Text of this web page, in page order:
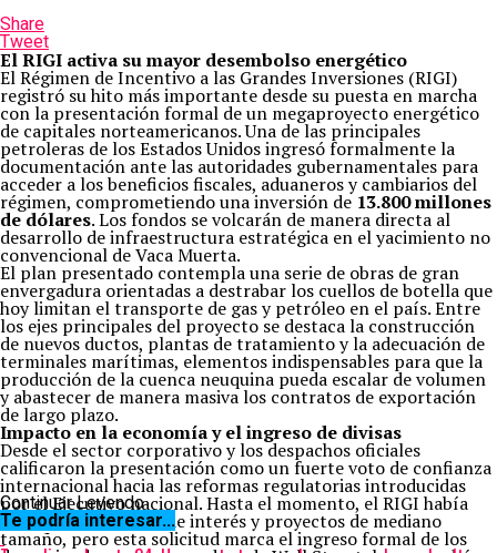
Share
Tweet
El RIGI activa su mayor desembolso energético
El Régimen de Incentivo a las Grandes Inversiones (RIGI)
registró su hito más importante desde su puesta en marcha
con la presentación formal de un megaproyecto energético
de capitales norteamericanos. Una de las principales
petroleras de los Estados Unidos ingresó formalmente la
documentación ante las autoridades gubernamentales para
acceder a los beneficios fiscales, aduaneros y cambiarios del
régimen, comprometiendo una inversión de 13.800 millones
de dólares. Los fondos se volcarán de manera directa al
desarrollo de infraestructura estratégica en el yacimiento no
convencional de Vaca Muerta.
El plan presentado contempla una serie de obras de gran
envergadura orientadas a destrabar los cuellos de botella que
hoy limitan el transporte de gas y petróleo en el país. Entre
los ejes principales del proyecto se destaca la construcción
de nuevos ductos, plantas de tratamiento y la adecuación de
terminales marítimas, elementos indispensables para que la
producción de la cuenca neuquina pueda escalar de volumen
y abastecer de manera masiva los contratos de exportación
de largo plazo.
Impacto en la economía y el ingreso de divisas
Desde el sector corporativo y los despachos oficiales
calificaron la presentación como un fuerte voto de confianza
internacional hacia las reformas regulatorias introducidas
por el Ejecutivo nacional. Hasta el momento, el RIGI había
sumado expresiones de interés y proyectos de mediano
tamaño, pero esta solicitud marca el ingreso formal de los
Continuar Leyendo
Te podría interesar...